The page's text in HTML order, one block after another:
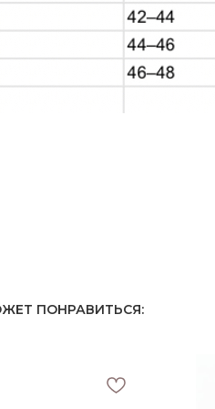
ПОНРАВИТЬСЯ: